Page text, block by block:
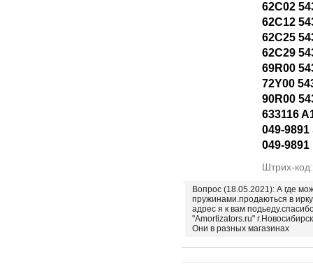
62C02
62C12
62C25
62C29
69R00
72Y00
90R00
633116
049-9891
049-9891
Штрих-
Вопрос (18.05.2021): А где
пружинами.продаються в
адрес я к вам
"Amortizators.ru"
Они в разных магазинах